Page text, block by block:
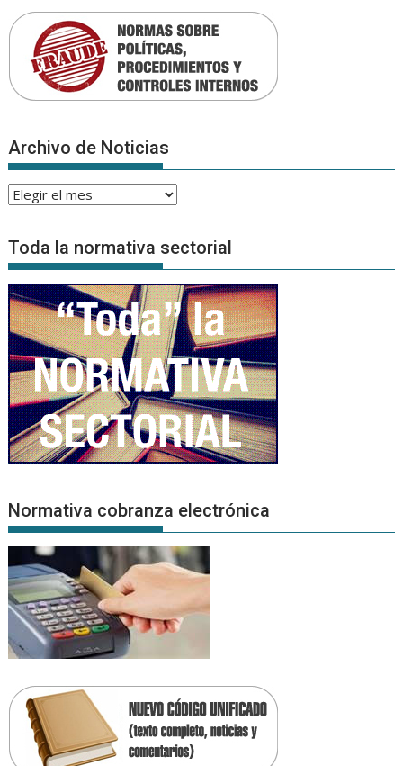
Archivo de Noticias
Archivo
Noticias
Toda la normativa sectorial
Normativa cobranza electrónica